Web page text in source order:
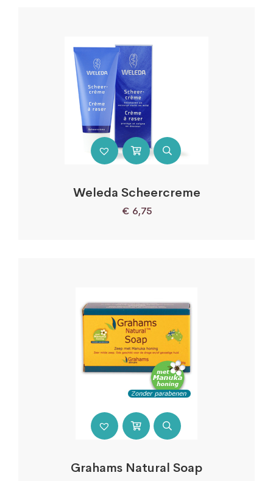
Weleda Scheercreme
€ 6,75
Grahams Natural Soap